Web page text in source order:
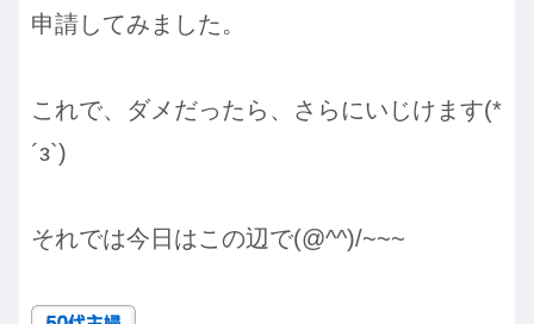
申請してみました。
これで、ダメだったら、さらにいじけます(*
´з`)
それでは今日はこの辺で(@^^)/~~~